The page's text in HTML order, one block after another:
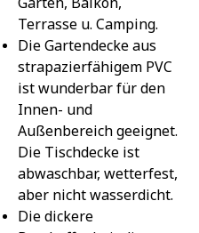
Terrasse u. Camping.
Die Gartendecke aus
strapazierfähigem PVC
ist wunderbar für den
Innen- und
Außenbereich geeignet.
Die Tischdecke ist
abwaschbar, wetterfest,
aber nicht wasserdicht.
Die dickere